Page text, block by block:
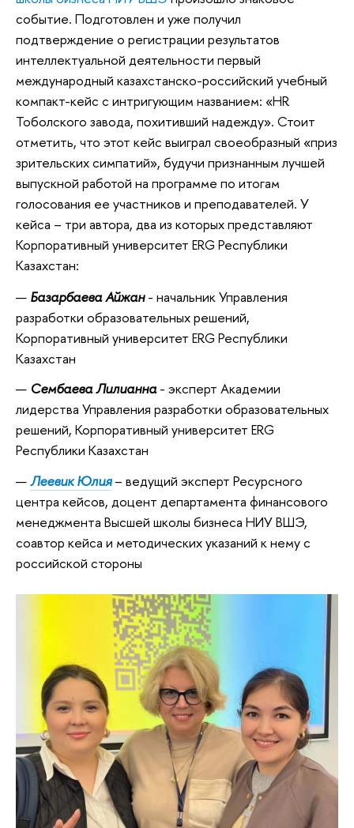
событие. Подготовлен и уже получил
подтверждение о регистрации результатов
интеллектуальной деятельности первый
международный казахстанско-российский учебный
компакт-кейс с интригующим названием: «HR
Тоболского завода, похитивший надежду». Стоит
отметить, что этот кейс выиграл своеобразный «приз
зрительских симпатий», будучи признанным лучшей
выпускной работой на программе по итогам
голосования ее участников и преподавателей. У
кейса – три автора, два из которых представляют
Корпоративный университет ERG Республики
Казахстан:
Базарбаева Айжан- начальник Управления
разработки образовательных решений,
Корпоративный университет ERG Республики
Казахстан
Сембаева Лилианна- эксперт Академии
лидерства Управления разработки образовательных
решений, Корпоративный университет ERG
Республики Казахстан
Леевик Юлия– ведущий эксперт Ресурсного
центра кейсов, доцент департамента финансового
менеджмента Высшей школы бизнеса НИУ ВШЭ,
соавтор кейса и методических указаний к нему с
российской стороны